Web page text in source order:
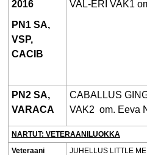
2016
PN1 SA,
VSP,
CACIB
VAL-ERI VAK1
PN2 SA,
VARACA
CABALLUS
VAK2 om. Eeva
NARTUT: VETERAANILUOKKA
Veteraani
JUHELLUS LITTLE